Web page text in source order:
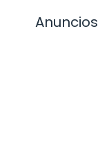
Anuncios